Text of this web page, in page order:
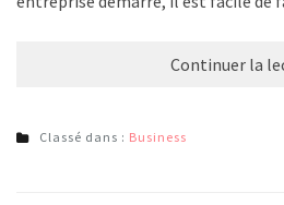
Continuer la
Classé dans : Business